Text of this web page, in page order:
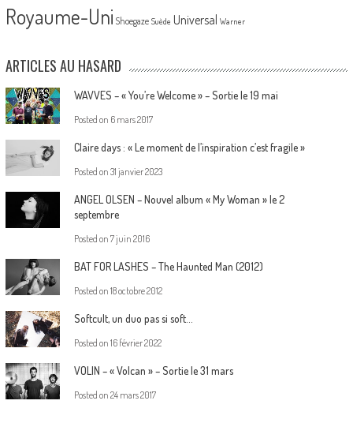
Royaume-Uni Shoegaze Suède Universal Warner
ARTICLES AU HASARD
WAVVES – « You’re Welcome » – Sortie le 19 mai
Posted on 6 mars 2017
Claire days : « Le moment de l’inspiration c’est fragile »
Posted on 31 janvier 2023
ANGEL OLSEN – Nouvel album « My Woman » le 2
septembre
Posted on 7 juin 2016
BAT FOR LASHES – The Haunted Man (2012)
Posted on 18 octobre 2012
Softcult, un duo pas si soft…
Posted on 16 février 2022
VOLIN – « Volcan » – Sortie le 31 mars
Posted on 24 mars 2017